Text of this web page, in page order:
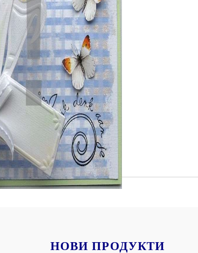
И ПЕЧАТИ ЗА
ПЕЧАТИ И
ВОСЪК И ЦВЕТНИ
ХАРТИИ, ЗАГОТОВКИ
КАРТИЧКИ,
Пликове и комплекти
Цветни и крафт
Креативни и ръчни
Tweet
НОВИ ПРОДУКТИ